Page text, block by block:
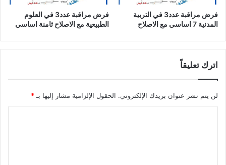
فرض مراقبة عدد3 في التربية
المدنية 7 اساسي مع الاصلاح
فرض مراقبة عدد3 في العلوم
الطبيعية مع الاصلاح ثامنة اساسي
اترك تعليقاً
لن يتم نشر عنوان بريدك الإلكتروني. الحقول الإلزامية مشار إليها بـ *